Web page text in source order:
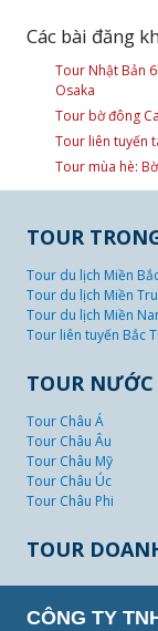
Các bài đăng
Tour Nhật Bản
Osaka
Tour bờ đông
Tour liên tuyến
Tour mùa hè:
TOUR
Tour du lịch Miền
Tour du lịch Miền
Tour du lịch Miền
Tour liên tuyến Bắc
TOUR
Tour Châu Á
Tour Châu Âu
Tour Châu Mỹ
Tour Châu Úc
Tour Châu Phi
TOUR
CÔNG TY